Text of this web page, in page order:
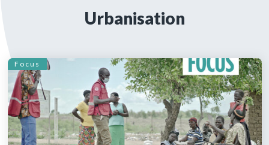
Urbanisation
Focus